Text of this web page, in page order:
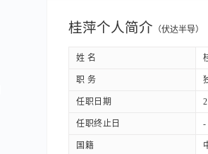
桂萍个人简介 （伏达半导）
姓 名
职 务
任职日期
任职终止日 -
国籍